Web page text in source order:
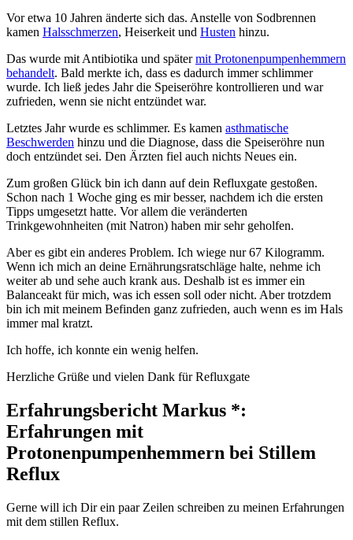
Vor etwa 10 Jahren änderte sich das. Anstelle von Sodbrennen
kamen Halsschmerzen, Heiserkeit und Husten hinzu.
Das wurde mit Antibiotika und spätermit Protonenpumpenhemmern
behandelt. Bald merkte ich, dass es dadurch immer schlimmer
wurde. Ich ließ jedes Jahr die Speiseröhre kontrollieren und war
zufrieden, wenn sie nicht entzündet war.
Letztes Jahr wurde es schlimmer. Es kamen asthmatische
Beschwerden hinzu und die Diagnose, dass die Speiseröhre nun
doch entzündet sei. Den Ärzten fiel auch nichts Neues ein.
Zum großen Glück bin ich dann auf dein Refluxgate gestoßen.
Schon nach 1 Woche ging es mir besser, nachdem ich die ersten
Tipps umgesetzt hatte. Vor allem die veränderten
Trinkgewohnheiten (mit Natron) haben mir sehr geholfen.
Aber es gibt ein anderes Problem. Ich wiege nur 67 Kilogramm.
Wenn ich mich an deine Ernährungsratschläge halte, nehme ich
weiter ab und sehe auch krank aus. Deshalb ist es immer ein
Balanceakt für mich, was ich essen soll oder nicht. Aber trotzdem
bin ich mit meinem Befinden ganz zufrieden, auch wenn es im Hals
immer mal kratzt.
Ich hoffe, ich konnte ein wenig helfen.
Herzliche Grüße und vielen Dank für Refluxgate
Erfahrungsbericht Markus *:
Erfahrungen mit
Protonenpumpenhemmern bei Stillem
Reflux
Gerne will ich Dir ein paar Zeilen schreiben zu meinen Erfahrungen
mit dem stillen Reflux.